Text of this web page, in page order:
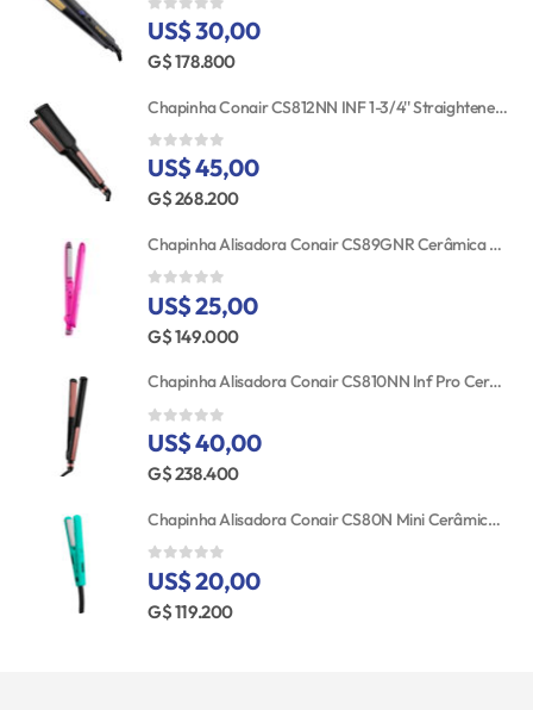
0 out of 5
US$ 30,00
G$ 178.800
Chapinha Conair CS812NN INF 1-3/4'' Straightener RSE/GLD TGT
0 out of 5
US$ 45,00
G$ 268.200
Chapinha Alisadora Conair CS89GNR Cerâmica Turmalina 25MM Bivolt
0 out of 5
US$ 25,00
G$ 149.000
Chapinha Alisadora Conair CS810NN Inf Pro Cerâmica 25MM 110V
0 out of 5
US$ 40,00
G$ 238.400
Chapinha Alisadora Conair CS80N Mini Cerâmica Bivolt
0 out of 5
US$ 20,00
G$ 119.200